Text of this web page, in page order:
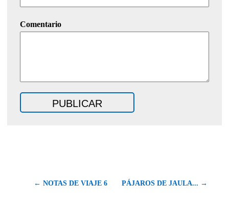
Comentario
← NOTAS DE VIAJE 6 PÁJAROS DE JAULA... →